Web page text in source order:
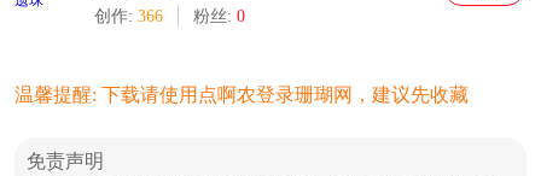
创作: 366 粉丝: 0
温馨提醒: 下载请使用点啊农登录珊瑚网，建议先收藏
免责声明